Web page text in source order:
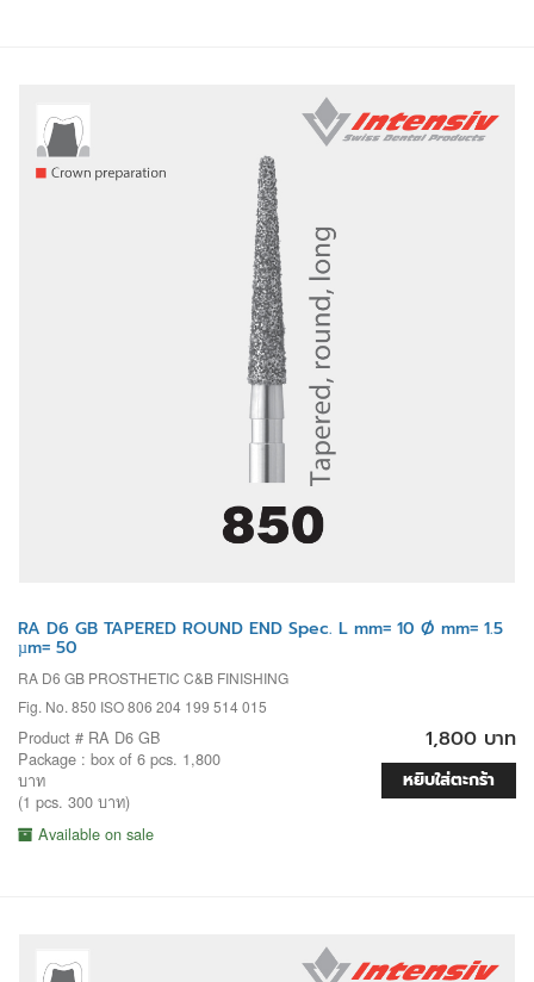
RA D6 GB TAPERED ROUND END Spec. L mm= 10 Ø mm= 1.5
µm= 50
RA D6 GB PROSTHETIC C&B FINISHING
Fig. No. 850 ISO 806 204 199 514 015
Product # RA D6 GB
Package : box of 6 pcs. 1,800
บาท
(1 pcs. 300 บาท)
Available on sale
1,800 บาท
หยิบใส่ตะกร้า